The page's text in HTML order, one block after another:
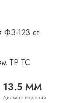
ФЗ-123 от
ТР ТС
13.5 ММ
Диаметр изделия